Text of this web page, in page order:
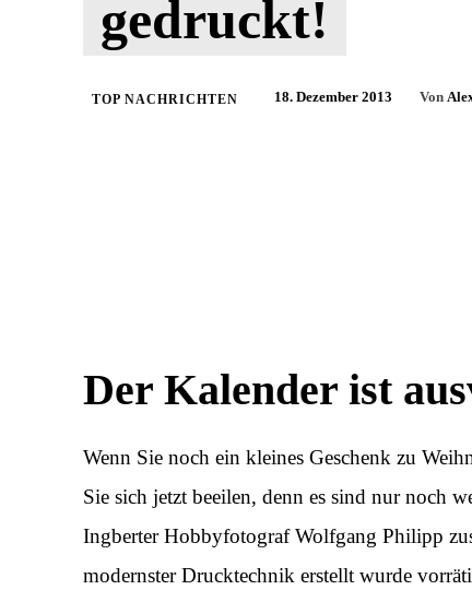
gedruckt!
TOP NACHRICHTEN 18. Dezember 2013 Von
Der Kalender ist
Wenn Sie noch ein kleines Geschenk zu
Sie sich jetzt beeilen, denn es sind nur noch
Ingberter Hobbyfotograf Wolfgang Philipp
modernster Drucktechnik erstellt wurde